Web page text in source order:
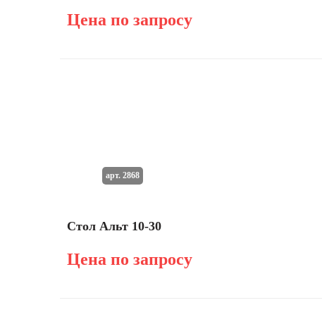
Цена по запросу
Стол Альт 10-30
Цена по запросу
арт. 2868